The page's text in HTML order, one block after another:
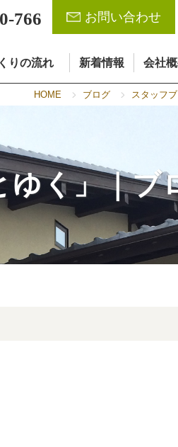
766 お問い合わせ
りの流れ 新着情報 会社
HOME ブログ スタッフ
ゆく」｜ブ